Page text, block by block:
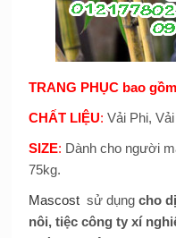
TRANG PHỤC bao gồm
CHẤT LIỆU: Vải Phi,
SIZE: Dành cho người
75kg.
Mascostsử dụng cho
nôi, tiệc công ty xí